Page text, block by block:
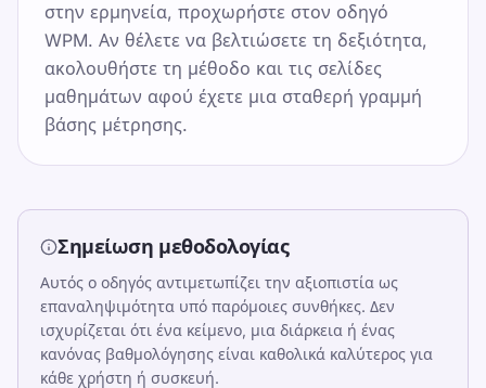
στην ερμηνεία, προχωρήστε στον οδηγό
WPM. Αν θέλετε να βελτιώσετε τη δεξιότητα,
ακολουθήστε τη μέθοδο και τις σελίδες
μαθημάτων αφού έχετε μια σταθερή γραμμή
βάσης μέτρησης.
Σημείωση μεθοδολογίας
Αυτός ο οδηγός αντιμετωπίζει την αξιοπιστία ως
επαναληψιμότητα υπό παρόμοιες συνθήκες. Δεν
ισχυρίζεται ότι ένα κείμενο, μια διάρκεια ή ένας
κανόνας βαθμολόγησης είναι καθολικά καλύτερος για
κάθε χρήστη ή συσκευή.